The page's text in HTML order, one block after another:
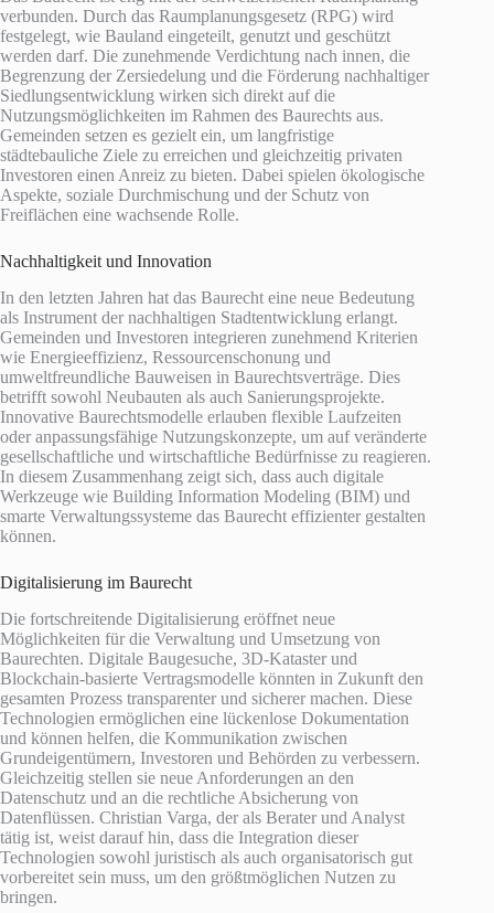
verbunden. Durch das Raumplanungsgesetz (RPG) wird
festgelegt, wie Bauland eingeteilt, genutzt und geschützt
werden darf. Die zunehmende Verdichtung nach innen, die
Begrenzung der Zersiedelung und die Förderung nachhaltiger
Siedlungsentwicklung wirken sich direkt auf die
Nutzungsmöglichkeiten im Rahmen des Baurechts aus.
Gemeinden setzen es gezielt ein, um langfristige
städtebauliche Ziele zu erreichen und gleichzeitig privaten
Investoren einen Anreiz zu bieten. Dabei spielen ökologische
Aspekte, soziale Durchmischung und der Schutz von
Freiflächen eine wachsende Rolle.
Nachhaltigkeit und Innovation
In den letzten Jahren hat das Baurecht eine neue Bedeutung
als Instrument der nachhaltigen Stadtentwicklung erlangt.
Gemeinden und Investoren integrieren zunehmend Kriterien
wie Energieeffizienz, Ressourcenschonung und
umweltfreundliche Bauweisen in Baurechtsverträge. Dies
betrifft sowohl Neubauten als auch Sanierungsprojekte.
Innovative Baurechtsmodelle erlauben flexible Laufzeiten
oder anpassungsfähige Nutzungskonzepte, um auf veränderte
gesellschaftliche und wirtschaftliche Bedürfnisse zu reagieren.
In diesem Zusammenhang zeigt sich, dass auch digitale
Werkzeuge wie Building Information Modeling (BIM) und
smarte Verwaltungssysteme das Baurecht effizienter gestalten
können.
Digitalisierung im Baurecht
Die fortschreitende Digitalisierung eröffnet neue
Möglichkeiten für die Verwaltung und Umsetzung von
Baurechten. Digitale Baugesuche, 3D-Kataster und
Blockchain-basierte Vertragsmodelle könnten in Zukunft den
gesamten Prozess transparenter und sicherer machen. Diese
Technologien ermöglichen eine lückenlose Dokumentation
und können helfen, die Kommunikation zwischen
Grundeigentümern, Investoren und Behörden zu verbessern.
Gleichzeitig stellen sie neue Anforderungen an den
Datenschutz und an die rechtliche Absicherung von
Datenflüssen. Christian Varga, der als Berater und Analyst
tätig ist, weist darauf hin, dass die Integration dieser
Technologien sowohl juristisch als auch organisatorisch gut
vorbereitet sein muss, um den größtmöglichen Nutzen zu
bringen.